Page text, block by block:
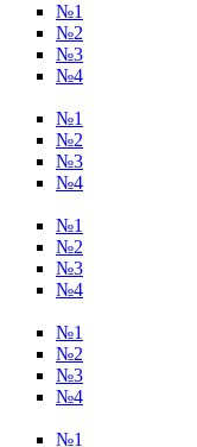
№1
№2
№3
№4
№1
№2
№3
№4
№1
№2
№3
№4
№1
№2
№3
№4
№1